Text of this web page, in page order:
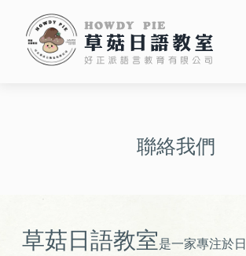
聯絡我們
草菇日語教室是一家專注於